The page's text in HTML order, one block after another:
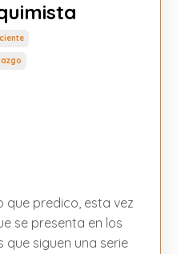
que predico, esta vez
se presenta en los
que siguen una serie